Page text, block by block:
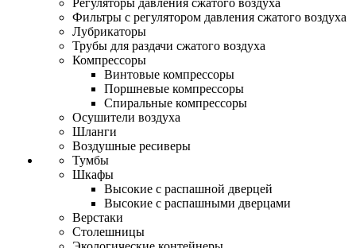
Регуляторы давления сжатого воздуха
Фильтры с регулятором давления сжатого воздуха
Лубрикаторы
Трубы для раздачи сжатого воздуха
Компрессоры
Винтовые компрессоры
Поршневые компрессоры
Спиральные компрессоры
Осушители воздуха
Шланги
Воздушные ресиверы
Тумбы
Шкафы
Высокие с распашной дверцей
Высокие с распашными дверцами
Верстаки
Столешницы